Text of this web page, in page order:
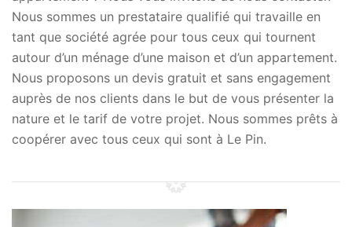
Nous sommes un prestataire qualifié qui travaille en
tant que société agrée pour tous ceux qui tournent
autour d’un ménage d’une maison et d’un appartement.
Nous proposons un devis gratuit et sans engagement
auprès de nos clients dans le but de vous présenter la
nature et le tarif de votre projet. Nous sommes prêts à
coopérer avec tous ceux qui sont à Le Pin.